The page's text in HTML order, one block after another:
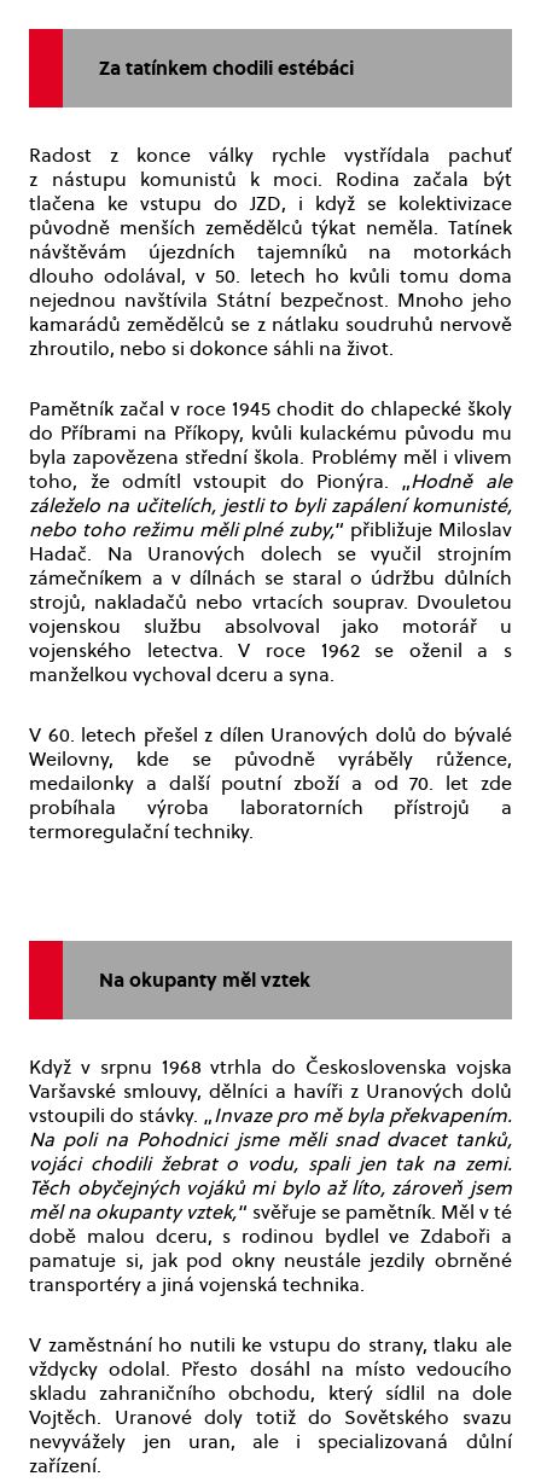
Za tatínkem chodili estébáci
Radost z konce války rychle vystřídala pachuť
z nástupu komunistů k moci. Rodina začala být
tlačena ke vstupu do JZD, i když se kolektivizace
původně menších zemědělců týkat neměla. Tatínek
návštěvám újezdních tajemníků na motorkách
dlouho odolával, v 50. letech ho kvůli tomu doma
nejednou navštívila Státní bezpečnost. Mnoho jeho
kamarádů zemědělců se z nátlaku soudruhů nervově
zhroutilo, nebo si dokonce sáhli na život.
Pamětník začal v roce 1945 chodit do chlapecké školy
do Příbrami na Příkopy, kvůli kulackému původu mu
byla zapovězena střední škola. Problémy měl i vlivem
toho, že odmítl vstoupit do Pionýra. „Hodně ale
záleželo na učitelích, jestli to byli zapálení komunisté,
nebo toho režimu měli plné zuby,“ přibližuje Miloslav
Hadač. Na Uranových dolech se vyučil strojním
zámečníkem a v dílnách se staral o údržbu důlních
strojů, nakladačů nebo vrtacích souprav. Dvouletou
vojenskou službu absolvoval jako motorář u
vojenského letectva. V roce 1962 se oženil a s
manželkou vychoval dceru a syna.
V 60. letech přešel z dílen Uranových dolů do bývalé
Weilovny, kde se původně vyráběly růžence,
medailonky a další poutní zboží a od 70. let zde
probíhala výroba laboratorních přístrojů a
termoregulační techniky.
Na okupanty měl vztek
Když v srpnu 1968 vtrhla do Československa vojska
Varšavské smlouvy, dělníci a havíři z Uranových dolů
vstoupili do stávky. „Invaze pro mě byla překvapením.
Na poli na Pohodnici jsme měli snad dvacet tanků,
vojáci chodili žebrat o vodu, spali jen tak na zemi.
Těch obyčejných vojáků mi bylo až líto, zároveň jsem
měl na okupanty vztek,“ svěřuje se pamětník. Měl v té
době malou dceru, s rodinou bydlel ve Zdaboři a
pamatuje si, jak pod okny neustále jezdily obrněné
transportéry a jiná vojenská technika.
V zaměstnání ho nutili ke vstupu do strany, tlaku ale
vždycky odolal. Přesto dosáhl na místo vedoucího
skladu zahraničního obchodu, který sídlil na dole
Vojtěch. Uranové doly totiž do Sovětského svazu
nevyvážely jen uran, ale i specializovaná důlní
zařízení.